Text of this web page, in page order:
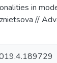
in
//